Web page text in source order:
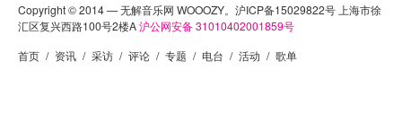
Copyright © 2014 — 无解音乐网 WOOOZY。沪ICP备15029822号 上海市徐
汇区复兴西路100号2楼A沪公网安备 31010402001859号
首页 / 资讯 / 采访 / 评论 / 专题 / 电台 / 活动 / 歌单